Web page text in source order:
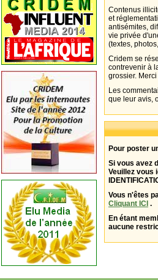
Contenus
et
antisémites,
vie privée
(textes,
Cridem se
contrevenir à
grossier.
Les
que leur avis,
Pour poster
Si vous avez
Veuillez vous
Vous n'êtes
Cliquant ICI .
En étant
aucune